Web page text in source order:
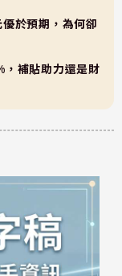
於預期，為何卻
補貼助力還是財